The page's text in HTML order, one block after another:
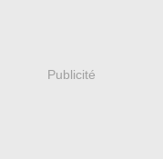
Publicité